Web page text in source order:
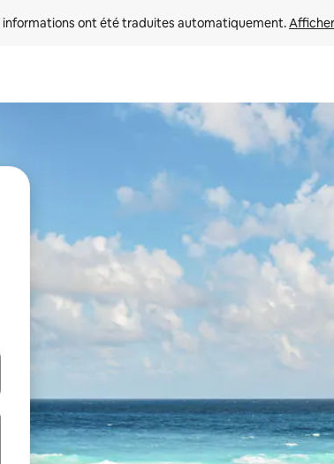
informations ont été traduites automatiquement.
le haut et vers le bas pour les parcourir ou en appuyant